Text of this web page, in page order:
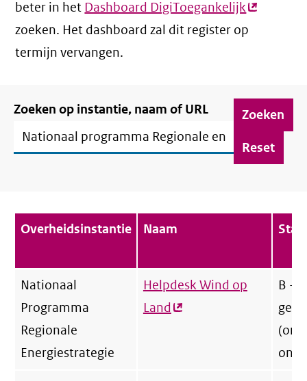
beter in het Dashboard DigiToegankelijk(externe
link)
zoeken. Het dashboard zal dit register op
termijn vervangen.
Filter
verklaringen
Zoeken op instantie, naam of URL
Overheidsinstantie Naam
Nationaal
Programma
Regionale
Energiestrategie
Helpdesk Wind op
Land(externe
B -